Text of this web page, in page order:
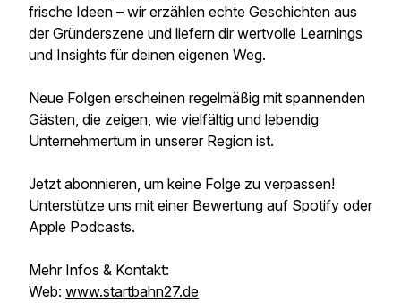
frische Ideen – wir erzählen echte Geschichten aus
der Gründerszene und liefern dir wertvolle Learnings
und Insights für deinen eigenen Weg.
Neue Folgen erscheinen regelmäßig mit spannenden
Gästen, die zeigen, wie vielfältig und lebendig
Unternehmertum in unserer Region ist.
Jetzt abonnieren, um keine Folge zu verpassen!
Unterstütze uns mit einer Bewertung auf Spotify oder
Apple Podcasts.
Mehr Infos & Kontakt:
Web: www.startbahn27.de